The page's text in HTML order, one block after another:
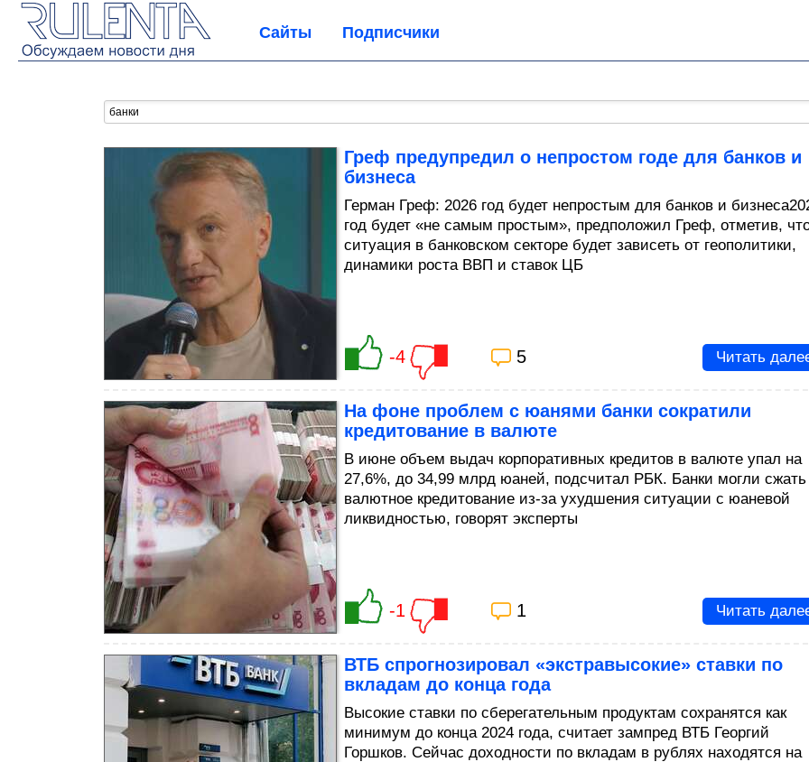
Сайты Подписчики
Греф предупредил о непростом годе для банков и
бизнеса
Герман Греф: 2026 год будет непростым для банков и
год будет «не самым простым», предположил Греф, отметив,
ситуация в банковском секторе будет зависеть от геополитики,
динамики роста ВВП и ставок ЦБ
-4 5 Читать
На фоне проблем с юанями банки сократили
кредитование в валюте
В июне объем выдач корпоративных кредитов в валюте упал на
27,6%, до 34,99 млрд юаней, подсчитал РБК. Банки могли сжать
валютное кредитование из-за ухудшения ситуации с юаневой
ликвидностью, говорят эксперты
-1 1 Читать
ВТБ спрогнозировал «экстравысокие» ставки по
вкладам до конца года
Высокие ставки по сберегательным продуктам сохранятся как
минимум до конца 2024 года, считает зампред ВТБ Георгий
Горшков. Сейчас доходности по вкладам в рублях находятся на